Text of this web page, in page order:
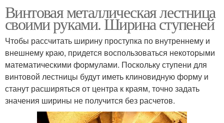
Винтовая металлическая лестница
своими руками. Ширина ступеней
Чтобы рассчитать ширину проступка по внутреннему и
внешнему краю, придется воспользоваться некоторыми
математическими формулами. Поскольку ступени для
винтовой лестницы будут иметь клиновидную форму и
станут расширяться от центра к краям, точно задать
значения ширины не получится без расчетов.